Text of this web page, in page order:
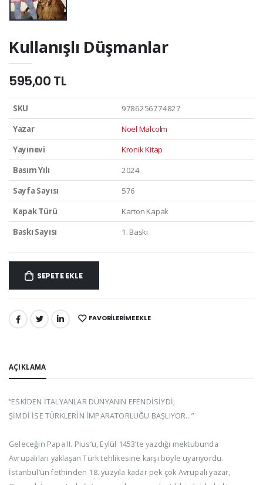
Kullanışlı Düşmanlar
595,00 TL
SKU
9786256774827
Yazar
Noel Malcolm
Yayınevi
Kronik Kitap
Basım Yılı
2024
Sayfa Sayısı
576
Kapak Türü
Karton Kapak
Baskı Sayısı
1. Baskı
SEPETE EKLE
PAYLAŞ: FAVORILERIME EKLE
AÇIKLAMA
“ESKİDEN İTALYANLAR DÜNYANIN EFENDİSİYDİ;
ŞİMDİ İSE TÜRKLERİN İMPARATORLUĞU BAŞLIYOR…”
Geleceğin Papa II. Pius’u, Eylül 1453’te yazdığı mektubunda
Avrupalıları yaklaşan Türk tehlikesine karşı böyle uyarıyordu.
İstanbul’un fethinden 18. yüzyıla kadar pek çok Avrupalı yazar,